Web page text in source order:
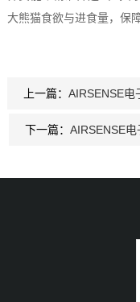
大熊猫食欲与进食量，保
上一篇： AIRSENSE电
下一篇： AIRSENSE